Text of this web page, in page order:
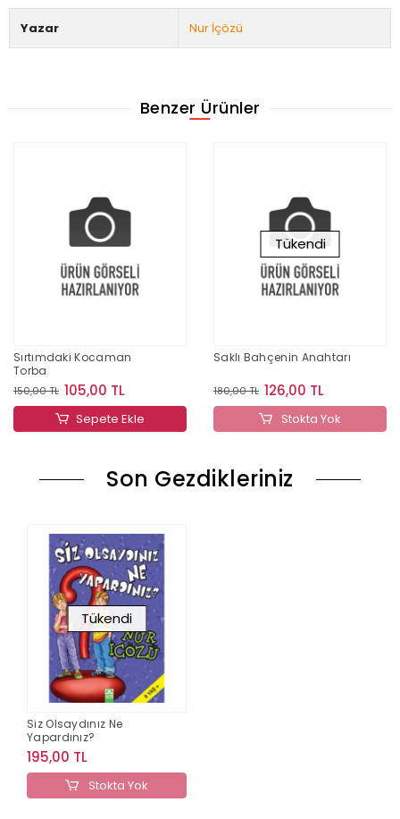
Yazar Nur İçözü
Benzer Ürünler
Sırtımdaki Kocaman
Torba
150,00 TL 105,00 TL
Sepete Ekle
Tükendi
Saklı Bahçenin Anahtarı
180,00 TL 126,00 TL
Stokta Yok
Son Gezdikleriniz
Tükendi
Siz Olsaydınız Ne
Yapardınız?
195,00 TL
Stokta Yok